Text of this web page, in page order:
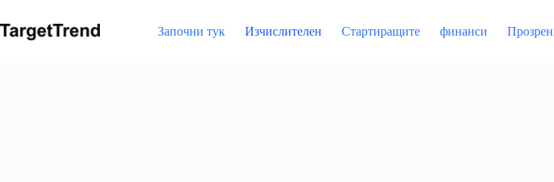
съдържание
Започни тук Изчислителен Стартиращите финанси